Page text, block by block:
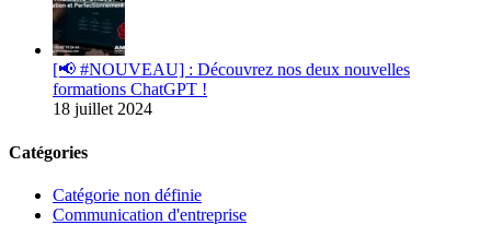
[📢 #NOUVEAU] : Découvrez nos deux nouvelles
formations ChatGPT !
18 juillet 2024
Catégories
Catégorie non définie
Communication d'entreprise